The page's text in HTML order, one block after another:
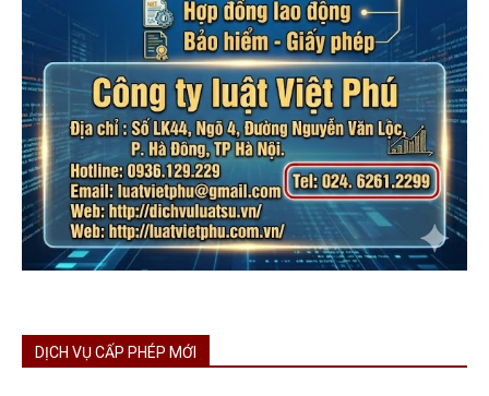
DỊCH VỤ CẤP PHÉP MỚI